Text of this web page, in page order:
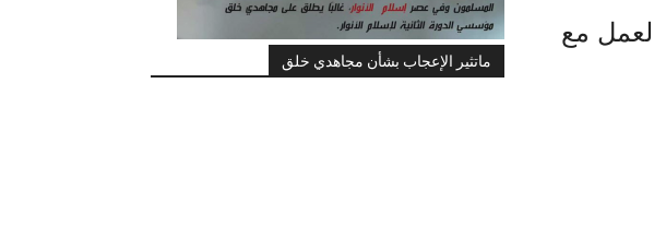
ماتثير الإعجاب بشأن مجاهدي خلق
مع